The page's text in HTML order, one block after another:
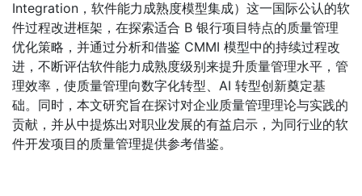
Integration，软件能力成熟度模型集成）这一国际公认的软
件过程改进框架，在探索适合 B 银行项目特点的质量管理
优化策略，并通过分析和借鉴 CMMI 模型中的持续过程改
进，不断评估软件能力成熟度级别来提升质量管理水平，管
理效率，使质量管理向数字化转型、AI 转型创新奠定基
础。同时，本文研究旨在探讨对企业质量管理理论与实践的
贡献，并从中提炼出对职业发展的有益启示，为同行业的软
件开发项目的质量管理提供参考借鉴。